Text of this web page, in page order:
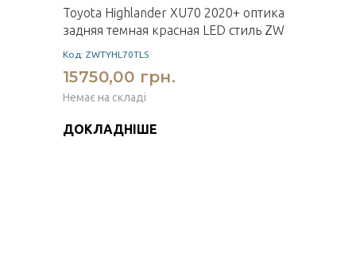
Toyota Highlander XU70 2020+ оптика
задняя темная красная LED стиль ZW
Код: ZWTYHL70TLS
15750,00 грн.
Немає на складі
ДОКЛАДНІШЕ